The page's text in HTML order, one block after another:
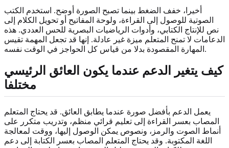
أخيرا، خفف الضغط بينما تصبح الصورة أوضح. استخدم الكتب
الصوتية للوصول إلى القراءة، ولوحة المفاتيح أو تحويل الكلام إلى
نص للإنتاج الكتابي، وأدوات الرياضيات البصرية للحس العددي. هذه
الدعامات لا تمنح المتعلم ميزة غير عادلة. إنها قد تجعل المهمة تقيس
المهارة المقصودة بدلا من قياس كل الحواجز في الوقت نفسه.
كيف يتغير الدعم عندما يكون العائق الرئيسي
مختلفا
يعمل الدعم بأفضل صورة عندما يطابق العائق. قد يحتاج المتعلم
المصاب بعسر القراءة إلى تعليم قرائي منظم، وتدريب متكرر على
أنماط الصوت والرمز، ونصوص يمكن الوصول إليها، ووقت لمعالجة
اللغة المكتوبة. وقد يحتاج المتعلم المصاب بعسر الكتابة إلى دعم